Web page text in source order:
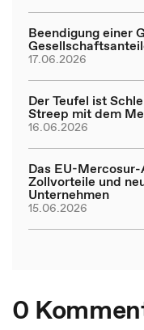
Beendigung einer
17.06.2026
Der Teufel ist
Streep mit dem
16.06.2026
Das EU-
Zollvorteile und
Unternehmen
15.06.2026
0